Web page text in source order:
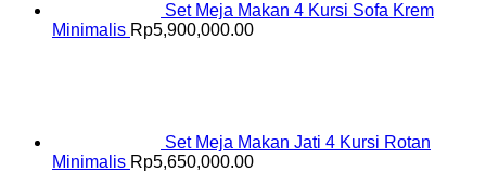
Set Meja Makan 4 Kursi Sofa Krem
Minimalis Rp5,900,000.00
Set Meja Makan Jati 4 Kursi Rotan
Minimalis Rp5,650,000.00